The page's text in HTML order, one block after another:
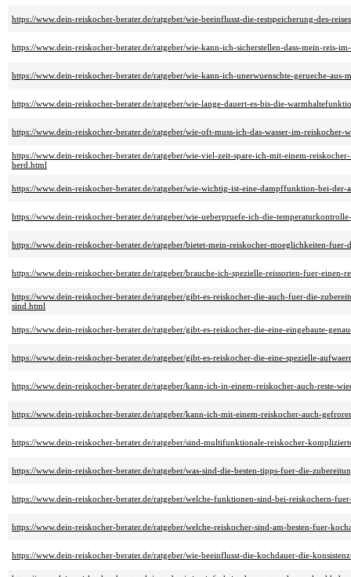
https://www.dein-reiskocher-berater.de/ratgeber/wie-beeinflusst-die-restspeicherung-des-
https://www.dein-reiskocher-berater.de/ratgeber/wie-kann-ich-sicherstellen-dass-mein-reis-
https://www.dein-reiskocher-berater.de/ratgeber/wie-kann-ich-unerwuenschte-gerueche-aus-
https://www.dein-reiskocher-berater.de/ratgeber/wie-lange-dauert-es-bis-die-
https://www.dein-reiskocher-berater.de/ratgeber/wie-oft-muss-ich-das-wasser-im-reiskocher-
https://www.dein-reiskocher-berater.de/ratgeber/wie-viel-zeit-spare-ich-mit-einem-
herd.html
https://www.dein-reiskocher-berater.de/ratgeber/wie-wichtig-ist-eine-dampffunktion-bei-der-
https://www.dein-reiskocher-berater.de/ratgeber/wie-ueberpruefe-ich-die-
https://www.dein-reiskocher-berater.de/ratgeber/bietet-mein-reiskocher-moeglichkeiten-
https://www.dein-reiskocher-berater.de/ratgeber/brauche-ich-spezielle-reissorten-fuer-einen-
https://www.dein-reiskocher-berater.de/ratgeber/gibt-es-reiskocher-die-auch-fuer-die-
sind.html
https://www.dein-reiskocher-berater.de/ratgeber/gibt-es-reiskocher-die-eine-eingebaute-
https://www.dein-reiskocher-berater.de/ratgeber/gibt-es-reiskocher-die-eine-spezielle-
https://www.dein-reiskocher-berater.de/ratgeber/kann-ich-in-einem-reiskocher-auch-reste-
https://www.dein-reiskocher-berater.de/ratgeber/kann-ich-mit-einem-reiskocher-auch-
https://www.dein-reiskocher-berater.de/ratgeber/sind-multifunktionale-reiskocher-
https://www.dein-reiskocher-berater.de/ratgeber/was-sind-die-besten-tipps-fuer-die-
https://www.dein-reiskocher-berater.de/ratgeber/welche-funktionen-sind-bei-reiskochern-
https://www.dein-reiskocher-berater.de/ratgeber/welche-reiskocher-sind-am-besten-fuer-
https://www.dein-reiskocher-berater.de/ratgeber/wie-beeinflusst-die-kochdauer-die-